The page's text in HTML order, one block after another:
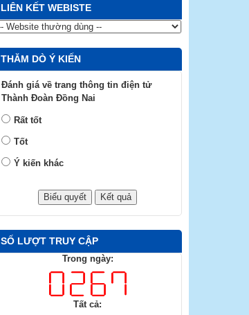
LIÊN KẾT WEBISTE
THĂM DÒ Ý KIẾN
Đánh giá về trang thông tin điện tử
Thành Đoàn Đồng Nai
Rất tốt
Tốt
Ý kiến khác
SỐ LƯỢT TRUY CẬP
Trong ngày:
Tất cả: